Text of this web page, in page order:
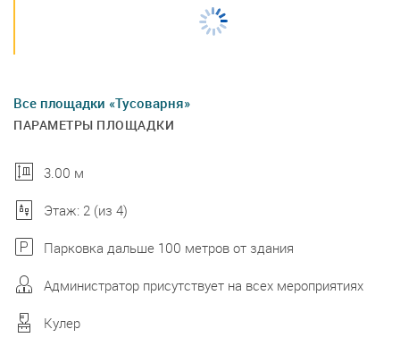
Все площадки «Тусоварня»
ПАРАМЕТРЫ ПЛОЩАДКИ
3.00 м
Этаж: 2 (из 4)
Парковка дальше 100 метров от здания
Администратор присутствует на всех мероприятиях
Кулер